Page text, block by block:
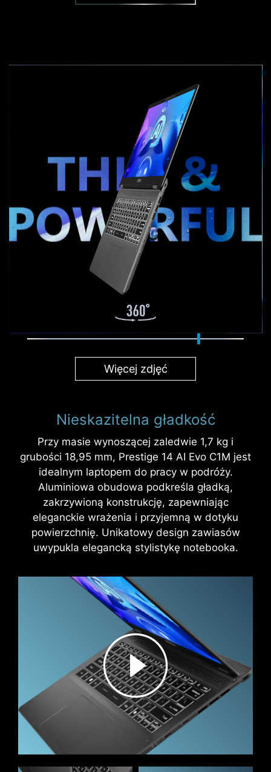
Więcej zdjęć
Nieskazitelna gładkość
Przy masie wynoszącej zaledwie 1,7 kg i
grubości 18,95 mm, Prestige 14 AI Evo C1M jest
idealnym laptopem do pracy w podróży.
Aluminiowa obudowa podkreśla gładką,
zakrzywioną konstrukcję, zapewniając
eleganckie wrażenia i przyjemną w dotyku
powierzchnię. Unikatowy design zawiasów
uwypukla elegancką stylistykę notebooka.